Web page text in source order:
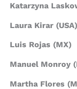
Katarzyna
Laura Kirar (USA)
Luis Rojas (MX)
Manuel Monroy
Martha Flores